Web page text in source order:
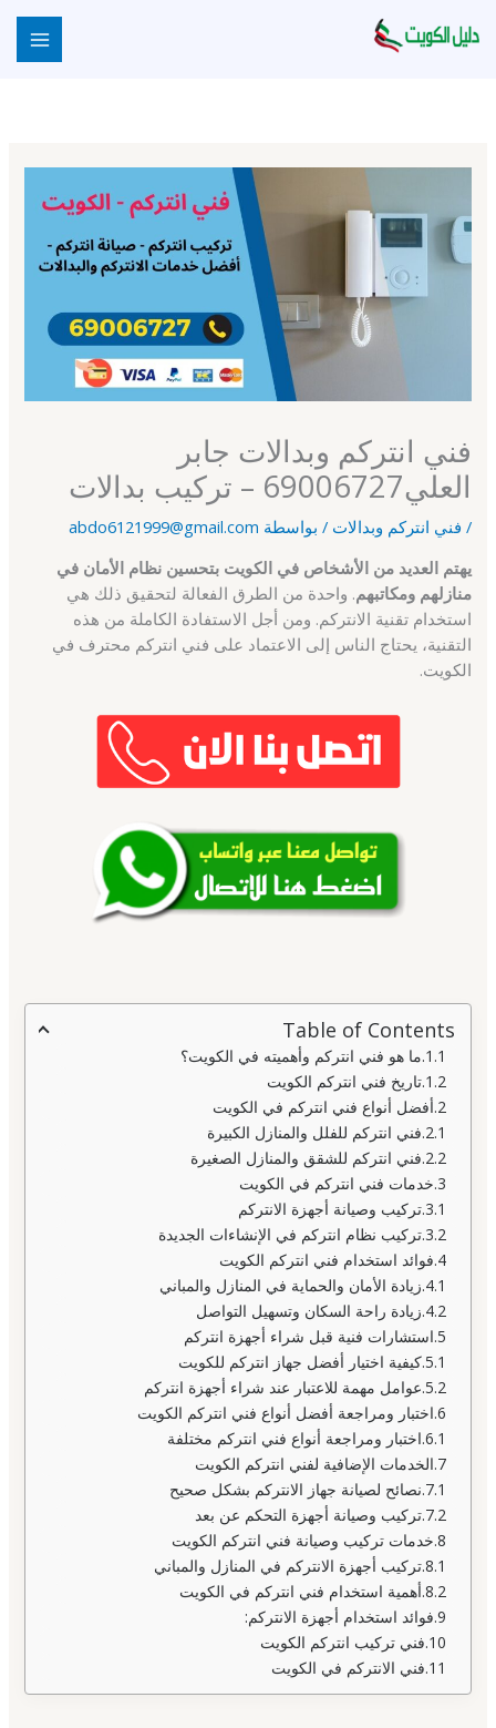
إلى
فني انتركم وبدالات جابر
العلي69006727 – تركيب بدالات
/ فني انتركم وبدالات / بواسطة abdo6121999@gmail.com
يهتم العديد من الأشخاص في الكويت بتحسين نظام الأمان في
منازلهم ومكاتبهم. واحدة من الطرق الفعالة لتحقيق ذلك هي
استخدام تقنية الانتركم. ومن أجل الاستفادة الكاملة من هذه
التقنية، يحتاج الناس إلى الاعتماد على فني انتركم محترف في
الكويت.
Table of Contents
ما هو فني انتركم وأهميته في الكويت؟
تاريخ فني انتركم الكويت
أفضل أنواع فني انتركم في الكويت
فني انتركم للفلل والمنازل الكبيرة
فني انتركم للشقق والمنازل الصغيرة
خدمات فني انتركم في الكويت
تركيب وصيانة أجهزة الانتركم
تركيب نظام انتركم في الإنشاءات الجديدة
فوائد استخدام فني انتركم الكويت
زيادة الأمان والحماية في المنازل والمباني
زيادة راحة السكان وتسهيل التواصل
استشارات فنية قبل شراء أجهزة انتركم
كيفية اختيار أفضل جهاز انتركم للكويت
عوامل مهمة للاعتبار عند شراء أجهزة انتركم
اختبار ومراجعة أفضل أنواع فني انتركم الكويت
اختبار ومراجعة أنواع فني انتركم مختلفة
الخدمات الإضافية لفني انتركم الكويت
نصائح لصيانة جهاز الانتركم بشكل صحيح
تركيب وصيانة أجهزة التحكم عن بعد
خدمات تركيب وصيانة فني انتركم الكويت
تركيب أجهزة الانتركم في المنازل والمباني
أهمية استخدام فني انتركم في الكويت
فوائد استخدام أجهزة الانتركم:
فني تركيب انتركم الكويت
فني الانتركم في الكويت